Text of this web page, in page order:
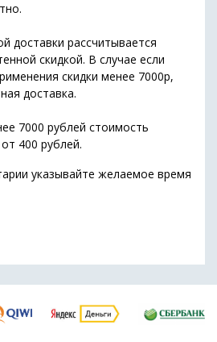
доставки раcсчитывается
скидкой. В случае если
скидки менее 7000р,
доставка.
7000 рублей стоимость
400 рублей.
указывайте желаемое время